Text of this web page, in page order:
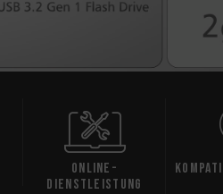
Online-
Dienstleistung